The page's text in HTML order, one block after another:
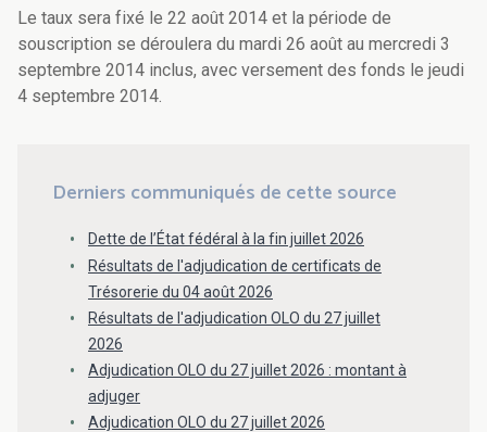
Le taux sera fixé le 22 août 2014 et la période de
souscription se déroulera du mardi 26 août au mercredi 3
septembre 2014 inclus, avec versement des fonds le jeudi
4 septembre 2014.
Derniers communiqués de cette source
Dette de l’État fédéral à la fin juillet 2026
Résultats de l'adjudication de certificats de
Trésorerie du 04 août 2026
Résultats de l'adjudication OLO du 27 juillet
2026
Adjudication OLO du 27 juillet 2026 : montant à
adjuger
Adjudication OLO du 27 juillet 2026